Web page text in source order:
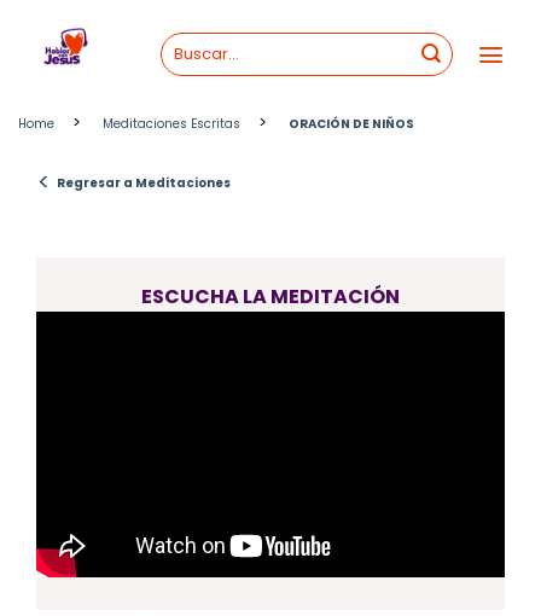
content
Home > Meditaciones Escritas > ORACIÓN DE NIÑOS
< Regresar a Meditaciones
ESCUCHA LA MEDITACIÓN